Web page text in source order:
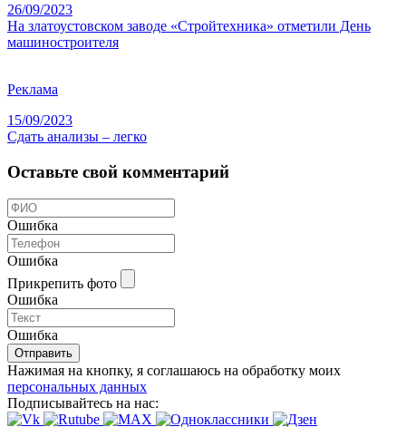
26/09/2023
На златоустовском заводе «Стройтехника» отметили День
машиностроителя
Реклама
15/09/2023
Сдать анализы – легко
Оставьте свой комментарий
Ошибка
Ошибка
Прикрепить фото
Ошибка
Ошибка
Отправить
Нажимая на кнопку, я соглашаюсь на обработку моих
персональных данных
Подписывайтесь на нас: